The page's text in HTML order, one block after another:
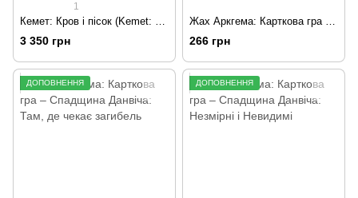
1
Кемет: Кров і пісок (Kemet: Blood and Sand)
3 350 грн
Жах Аркгема: Карткова гра – Спадщина Данвіча: Загублені у часі і просторі
266 грн
ДОПОВНЕННЯ ДОПОВНЕННЯ